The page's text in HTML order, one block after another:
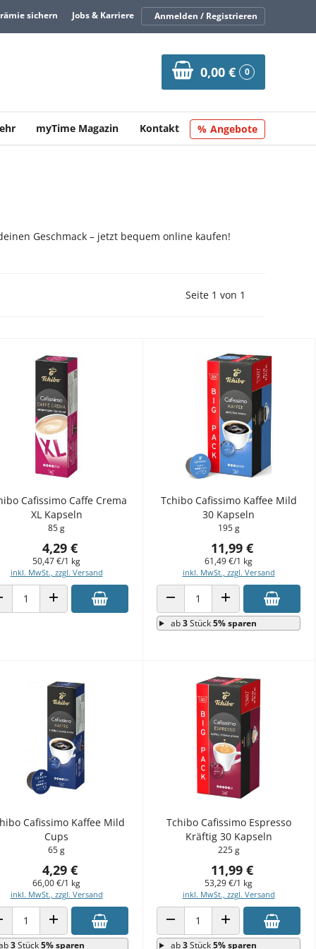
sichern Jobs & Karriere Anmelden / Registrieren
0,00 € 0
myTime Magazin Kontakt Angebote
Geschmack – jetzt bequem online kaufen!
Vorherige Seite
Seite 1 von 1
Cafissimo Caffe Crema
XL Kapseln
85 g
4,29 €
50,47 €/1 kg
inkl. MwSt., zzgl. Versand
VERRINGERN
ANZAHL ERHÖHEN
Tchibo Cafissimo Kaffee Mild
30 Kapseln
195 g
11,99 €
61,49 €/1 kg
inkl. MwSt., zzgl. Versand
ANZAHL VERRINGERNANZAHL ERHÖHEN
ab3Stück5% sparen
Cafissimo Kaffee Mild
Cups
65 g
4,29 €
66,00 €/1 kg
inkl. MwSt., zzgl. Versand
VERRINGERN
ANZAHL ERHÖHEN
3Stück5% sparen
Tchibo Cafissimo Espresso
Kräftig 30 Kapseln
225 g
11,99 €
53,29 €/1 kg
inkl. MwSt., zzgl. Versand
ANZAHL VERRINGERNANZAHL ERHÖHEN
ab3Stück5% sparen